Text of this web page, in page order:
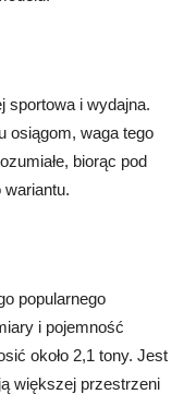
sportowa i wydajna.
osiągom, waga tego
biorąc pod
popularnego
i pojemność
około 2,1 tony. Jest
większej przestrzeni